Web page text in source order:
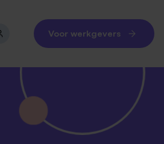
Voor werkgevers